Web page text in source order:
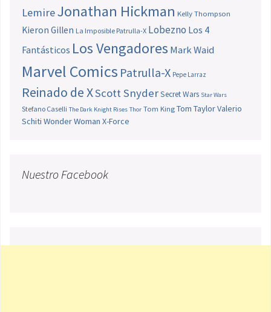
LemireJonathan Hickman Kelly Thompson
Kieron Gillen La Imposible Patrulla-X Lobezno Los 4
Fantásticos Los Vengadores Mark Waid
Marvel Comics Patrulla-X Pepe Larraz
Reinado de XScott SnyderSecret Wars Star Wars
Stefano Caselli The Dark Knight Rises Thor Tom King Tom TaylorValerio
Schiti Wonder Woman X-Force
Nuestro Facebook